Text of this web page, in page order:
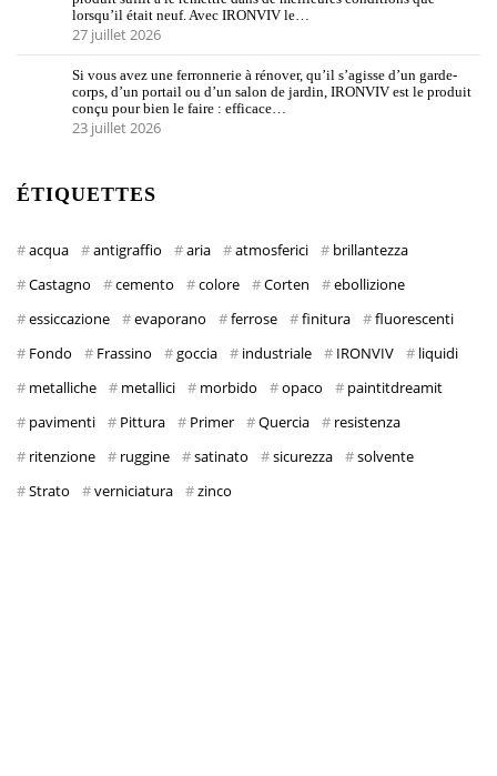
lorsqu’il était neuf. Avec IRONVIV le…
27 juillet 2026
Si vous avez une ferronnerie à rénover, qu’il s’agisse d’un garde-
corps, d’un portail ou d’un salon de jardin, IRONVIV est le produit
conçu pour bien le faire : efficace…
23 juillet 2026
ÉTIQUETTES
acqua antigraffio aria atmosferici
brillantezza
Castagno
cemento colore Corten
ebollizione
essiccazione
evaporano ferrose finitura
fluorescenti
Fondo
Frassino goccia industriale IRONVIV
liquidi
metalliche
metallici morbido opaco
paintitdreamit
pavimenti
Pittura Primer Quercia
resistenza
ritenzione
ruggine satinato sicurezza
solvente
Strato
verniciatura zinco